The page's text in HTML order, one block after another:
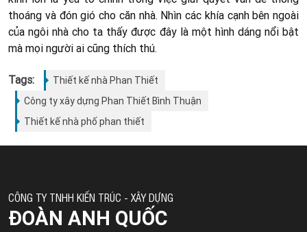
thoáng và đón gió cho căn nhà. Nhìn các khía cạnh bên ngoài
của ngôi nhà cho ta thấy được đây là một hình dáng nổi bật
mà mọi người ai cũng thích thú.
Tags:
Thiết kế nhà Phan Thiết
Công ty xây dựng Phan Thiết Bình Thuận
Thiết kế nhà phố phan thiết
CÔNG TY TNHH KIẾN TRÚC - XÂY DỰNG
ĐOÀN ANH QUỐC